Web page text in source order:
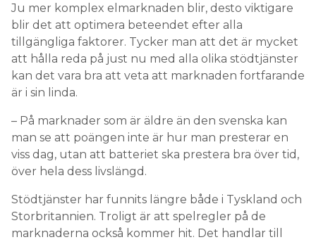
Ju mer komplex elmarknaden blir, desto viktigare
blir det att optimera beteendet efter alla
tillgängliga faktorer. Tycker man att det är mycket
att hålla reda på just nu med alla olika stödtjänster
kan det vara bra att veta att marknaden fortfarande
är i sin linda.
– På marknader som är äldre än den svenska kan
man se att poängen inte är hur man presterar en
viss dag, utan att batteriet ska prestera bra över tid,
över hela dess livslängd.
Stödtjänster har funnits längre både i Tyskland och
Storbritannien. Troligt är att spelregler på de
marknaderna också kommer hit. Det handlar till